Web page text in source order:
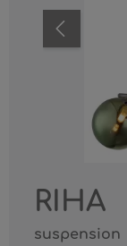
RIHA
suspension